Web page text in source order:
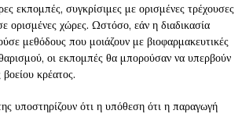
εκπομπές, συγκρίσιμες με ορισμένες τρέχουσες
ορισμένες χώρες. Ωστόσο, εάν η διαδικασία
μεθόδους που μοιάζουν με βιοφαρμακευτικές
οι εκπομπές θα μπορούσαν να υπερβούν
κρέατος.
υποστηρίζουν ότι η υπόθεση ότι η παραγωγή